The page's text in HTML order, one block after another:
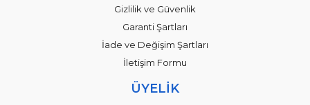
Gizlilik ve Güvenlik
Garanti Şartları
İade ve Değişim Şartları
İletişim Formu
ÜYELİK